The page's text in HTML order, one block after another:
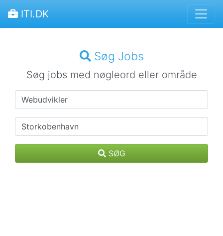
ITI.DK
Søg Jobs
Søg jobs med nøgleord eller område
SØG